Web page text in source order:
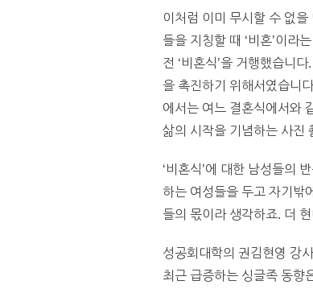
이처럼 이미 무시할 수 없
들을 지칭할 때 ‘비혼’이라
전 ‘비혼식’을 거행했습니
을 촉진하기 위해서였습니
에서는 여느 결혼식에서와
삶의 시작을 기념하는 사진
‘비혼식’에 대한 남성들의
하는 여성들을 두고 자기밖
들의 몫이라 생각하죠. 더
성공회대학의 권김현영 강
최근 급증하는 싱글족 동향